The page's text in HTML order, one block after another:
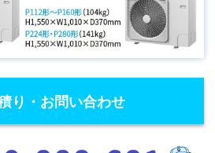
り・お問い合わせ